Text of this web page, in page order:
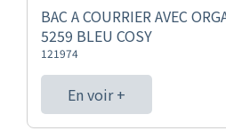
BAC A COURRIER AVEC
5259 BLEU COSY
121974
En voir +